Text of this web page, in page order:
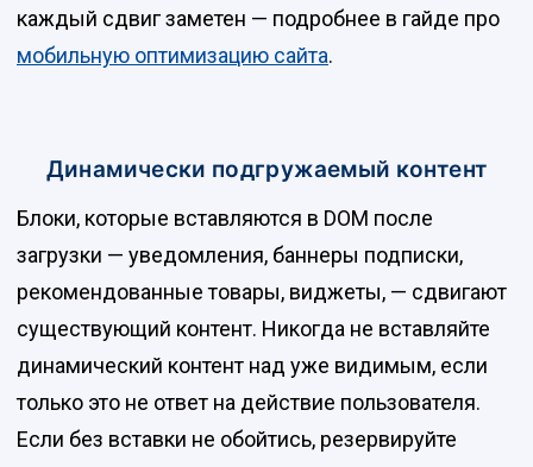
каждый сдвиг заметен — подробнее в гайде про
мобильную оптимизацию сайта.
Динамически подгружаемый контент
Блоки, которые вставляются в DOM после
загрузки — уведомления, баннеры подписки,
рекомендованные товары, виджеты, — сдвигают
существующий контент. Никогда не вставляйте
динамический контент над уже видимым, если
только это не ответ на действие пользователя.
Если без вставки не обойтись, резервируйте